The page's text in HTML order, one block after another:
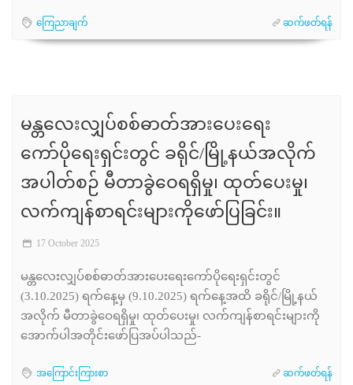
ကြေညာချက် ဆက်ဖတ်ရန်
မန္တလေးလျှပ်စစ်ဓာတ်အားပေးရေး
ကော်ပိုရေးရှင်းတွင် ခရိုင်/မြို့နယ်အလိုက်
အပါတ်စဉ် မီတာခွဲဝေရရှိမှု၊ ထုတ်ပေးမှု၊
လက်ကျန်စာရင်းများကိုဖော်ပြခြင်း။
17 October 2025
မန္တလေးလျှပ်စစ်ဓာတ်အားပေးရေးကော်ပိုရေးရှင်းတွင်
(3.10.2025) ရက်နေ့မှ (9.10.2025) ရက်နေ့အထိ ခရိုင်/မြို့နယ်
အလိုက် မီတာခွဲဝေရရှိမှု၊ ထုတ်ပေးမှု၊ လက်ကျန်စာရင်းများကို
အောက်ပါအတိုင်းဖော်ပြအပ်ပါသည်-
အကြောင်းကြားစာ ဆက်ဖတ်ရန်